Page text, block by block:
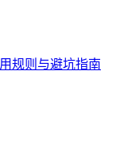
规则与避坑指南